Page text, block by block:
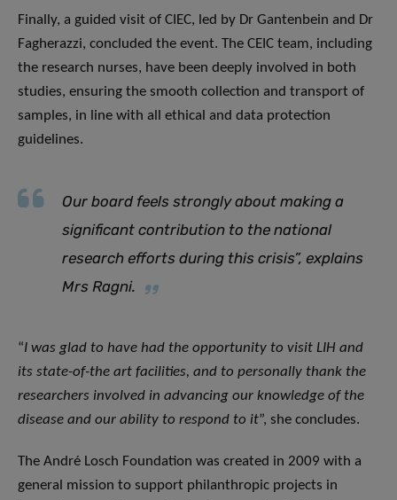
Finally, a guided visit of CIEC, led by Dr Gantenbein and Dr
Fagherazzi, concluded the event. The CEIC team, including
the research nurses, have been deeply involved in both
studies, ensuring the smooth collection and transport of
samples, in line with all ethical and data protection
guidelines.
Our board feels strongly about making a
significant contribution to the national
research efforts during this crisis”, explains
Mrs Ragni.
“I was glad to have had the opportunity to visit LIH and
its state-of-the art facilities, and to personally thank the
researchers involved in advancing our knowledge of the
disease and our ability to respond to it”, she concludes.
The André Losch Foundation was created in 2009 with a
general mission to support philanthropic projects in